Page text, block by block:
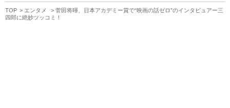
TOP エンタメ
菅田将暉、日本アカデミー賞で“映画の話ゼロ”のインタビュアー三
四郎に絶妙ツッコミ！